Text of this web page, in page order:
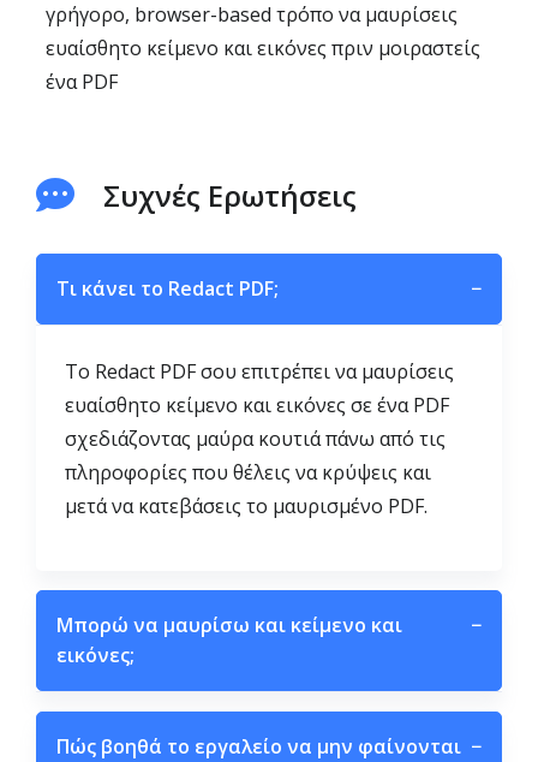
γρήγορο, browser-based τρόπο να μαυρίσεις
ευαίσθητο κείμενο και εικόνες πριν μοιραστείς
ένα PDF
Συχνές Ερωτήσεις
Τι κάνει το Redact PDF; −
Το Redact PDF σου επιτρέπει να μαυρίσεις
ευαίσθητο κείμενο και εικόνες σε ένα PDF
σχεδιάζοντας μαύρα κουτιά πάνω από τις
πληροφορίες που θέλεις να κρύψεις και
μετά να κατεβάσεις το μαυρισμένο PDF.
Μπορώ να μαυρίσω και κείμενο και
εικόνες;
−
Πώς βοηθά το εργαλείο να μην φαίνονται −